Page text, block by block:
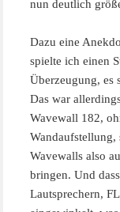
nun deutlich
Dazu eine
spielte ich einen
Überzeugung, es
Das war
Wavewall 182,
Wavewalls also
bringen. Und
Lautsprechern,